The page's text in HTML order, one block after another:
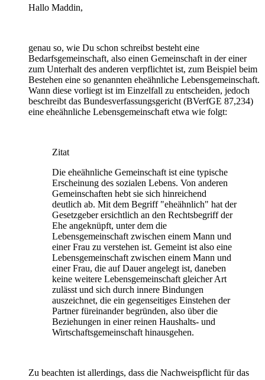
Hallo Maddin,
genau so, wie Du schon schreibst besteht eine
Bedarfsgemeinschaft, also einen Gemeinschaft in der einer
zum Unterhalt des anderen verpflichtet ist, zum Beispiel beim
Bestehen eine so genannten eheähnliche Lebensgemeinschaft.
Wann diese vorliegt ist im Einzelfall zu entscheiden, jedoch
beschreibt das Bundesverfassungsgericht (BVerfGE 87,234)
eine eheähnliche Lebensgemeinschaft etwa wie folgt:
Zitat
Die eheähnliche Gemeinschaft ist eine typische
Erscheinung des sozialen Lebens. Von anderen
Gemeinschaften hebt sie sich hinreichend
deutlich ab. Mit dem Begriff "eheähnlich" hat der
Gesetzgeber ersichtlich an den Rechtsbegriff der
Ehe angeknüpft, unter dem die
Lebensgemeinschaft zwischen einem Mann und
einer Frau zu verstehen ist. Gemeint ist also eine
Lebensgemeinschaft zwischen einem Mann und
einer Frau, die auf Dauer angelegt ist, daneben
keine weitere Lebensgemeinschaft gleicher Art
zulässt und sich durch innere Bindungen
auszeichnet, die ein gegenseitiges Einstehen der
Partner füreinander begründen, also über die
Beziehungen in einer reinen Haushalts- und
Wirtschaftsgemeinschaft hinausgehen.
Zu beachten ist allerdings, dass die Nachweispflicht für das